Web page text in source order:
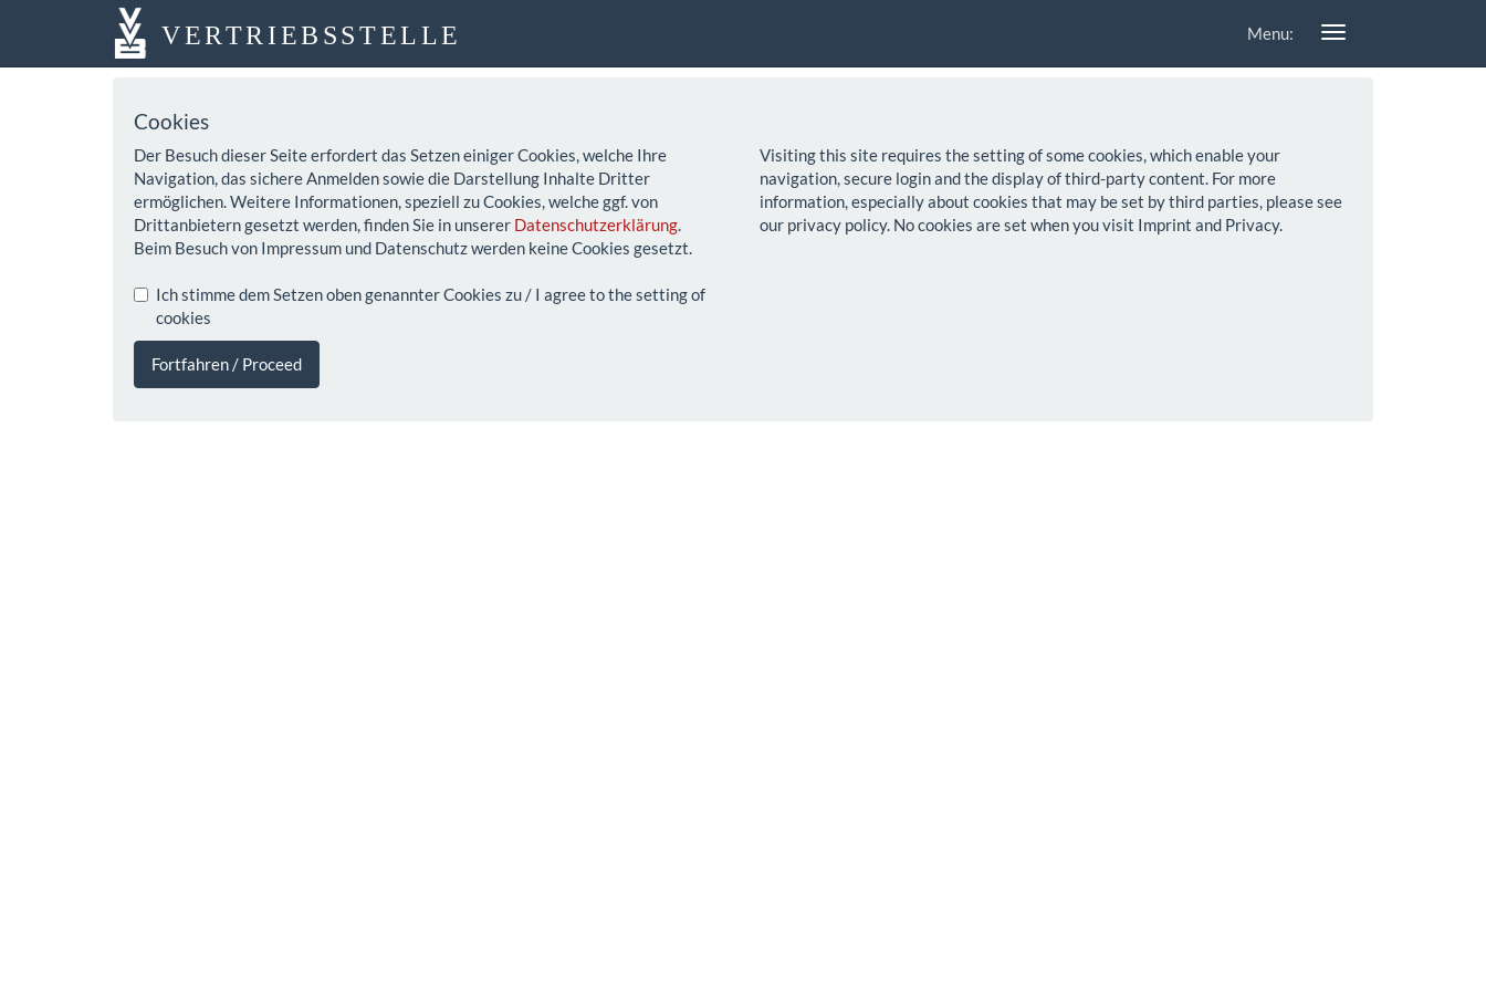
VERTRIEBSSTELLE Menu:
Cookies
Der Besuch dieser Seite erfordert das Setzen einiger Cookies, welche Ihre
Navigation, das sichere Anmelden sowie die Darstellung Inhalte Dritter
ermöglichen. Weitere Informationen, speziell zu Cookies, welche ggf. von
Drittanbietern gesetzt werden, finden Sie in unserer Datenschutzerklärung.
Beim Besuch von Impressum und Datenschutz werden keine Cookies gesetzt.
Ich stimme dem Setzen oben genannter Cookies zu / I agree to the setting of
cookies
Fortfahren / Proceed
Visiting this site requires the setting of some cookies, which enable your
navigation, secure login and the display of third-party content. For more
information, especially about cookies that may be set by third parties, please see
our privacy policy. No cookies are set when you visit Imprint and Privacy.